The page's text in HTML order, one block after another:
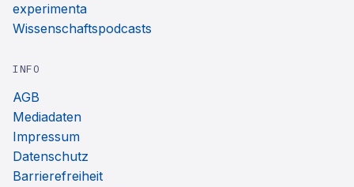
experimenta
Wissenschaftspodcasts
INFO
AGB
Mediadaten
Impressum
Datenschutz
Barrierefreiheit